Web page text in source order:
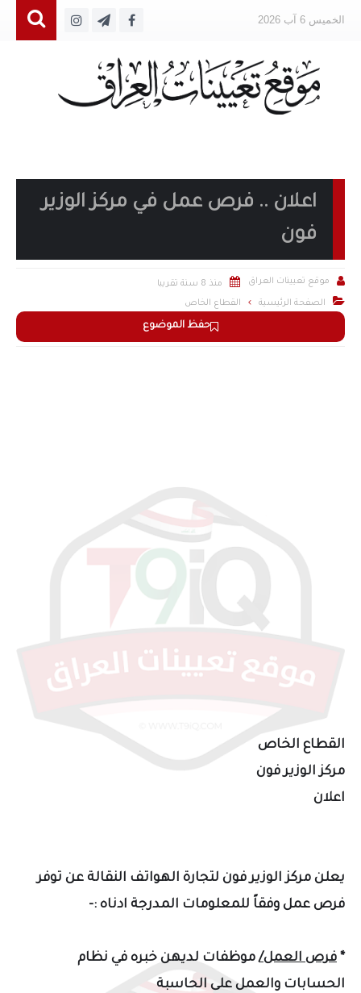
الخميس 6 آب 2026
اعلان .. فرص عمل في مركز الوزير
فون
حفظ الموضوع
 موقع تعيينات العراق  منذ 8 سنة تقريبا
 الصفحة الرئيسية القطاع الخاص
القطاع الخاص
مركز الوزير فون
اعلان
يعلن مركز الوزير فون لتجارة الهواتف النقالة عن توفر
فرص عمل وفقاً للمعلومات المدرجة ادناه :-
* فرص العمل/موظفات لديهن خبره في نظام
الحسابات والعمل على الحاسبة